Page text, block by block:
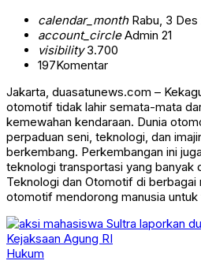
calendar_monthRabu, 3 Des
account_circleAdmin 21
visibility3.700
197Komentar
Jakarta, duasatunews.com –
otomotif tidak lahir semata-mata
kemewahan kendaraan. Dunia
perpaduan seni, teknologi, dan
berkembang. Perkembangan ini
teknologi transportasi yang banyak
Teknologi dan Otomotif di berbagai
otomotif mendorong manusia
Hukum